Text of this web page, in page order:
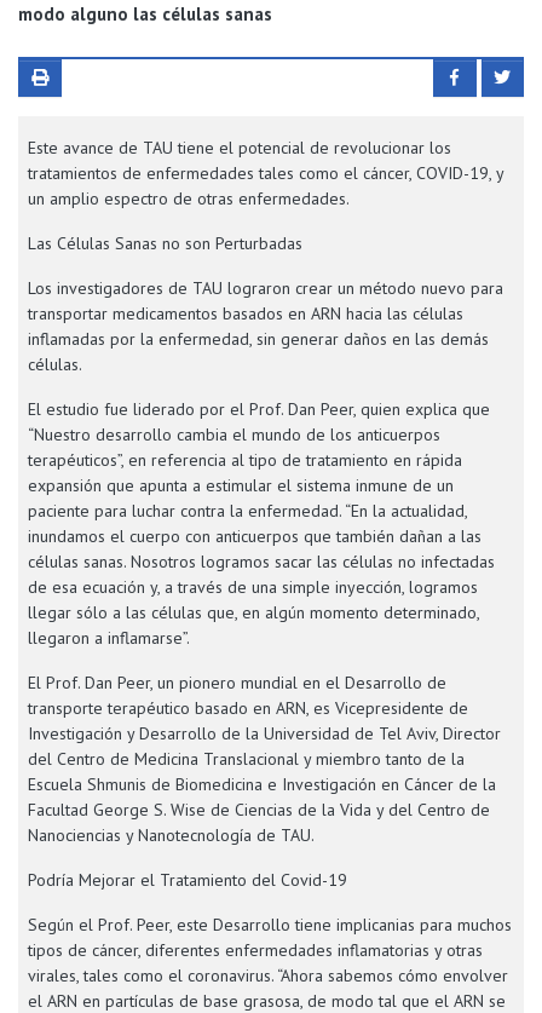
modo alguno las células sanas
Este avance de TAU tiene el potencial de revolucionar los
tratamientos de enfermedades tales como el cáncer, COVID-19, y
un amplio espectro de otras enfermedades.
Las Células Sanas no son Perturbadas
Los investigadores de TAU lograron crear un método nuevo para
transportar medicamentos basados en ARN hacia las células
inflamadas por la enfermedad, sin generar daños en las demás
células.
El estudio fue liderado por el Prof. Dan Peer, quien explica que
“Nuestro desarrollo cambia el mundo de los anticuerpos
terapéuticos”, en referencia al tipo de tratamiento en rápida
expansión que apunta a estimular el sistema inmune de un
paciente para luchar contra la enfermedad. “En la actualidad,
inundamos el cuerpo con anticuerpos que también dañan a las
células sanas. Nosotros logramos sacar las células no infectadas
de esa ecuación y, a través de una simple inyección, logramos
llegar sólo a las células que, en algún momento determinado,
llegaron a inflamarse”.
El Prof. Dan Peer, un pionero mundial en el Desarrollo de
transporte terapéutico basado en ARN, es Vicepresidente de
Investigación y Desarrollo de la Universidad de Tel Aviv, Director
del Centro de Medicina Translacional y miembro tanto de la
Escuela Shmunis de Biomedicina e Investigación en Cáncer de la
Facultad George S. Wise de Ciencias de la Vida y del Centro de
Nanociencias y Nanotecnología de TAU.
Podría Mejorar el Tratamiento del Covid-19
Según el Prof. Peer, este Desarrollo tiene implicanias para muchos
tipos de cáncer, diferentes enfermedades inflamatorias y otras
virales, tales como el coronavirus. “Ahora sabemos cómo envolver
el ARN en partículas de base grasosa, de modo tal que el ARN se